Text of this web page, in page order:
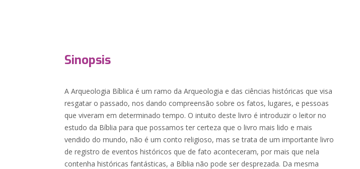
Sinopsis
A Arqueologia Bíblica é um ramo da Arqueologia e das ciências históricas que visa
resgatar o passado, nos dando compreensão sobre os fatos, lugares, e pessoas
que viveram em determinado tempo. O intuito deste livro é introduzir o leitor no
estudo da Bíblia para que possamos ter certeza que o livro mais lido e mais
vendido do mundo, não é um conto religioso, mas se trata de um importante livro
de registro de eventos históricos que de fato aconteceram, por mais que nela
contenha históricas fantásticas, a Bíblia não pode ser desprezada. Da mesma